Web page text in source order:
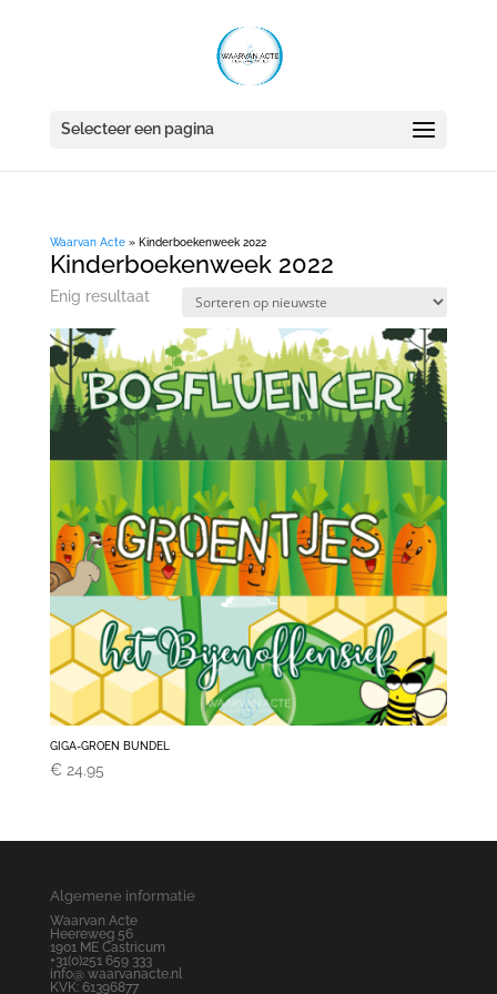
Selecteer een pagina
Waarvan Acte» Kinderboekenweek 2022
Kinderboekenweek 2022
Enig resultaat
GIGA-GROEN BUNDEL
€24.95
Algemene informatie
Waarvan Acte
Heereweg 56
1901 ME Castricum
+31(0)251 659 333
info@ waarvanacte.nl
KVK: 61396877